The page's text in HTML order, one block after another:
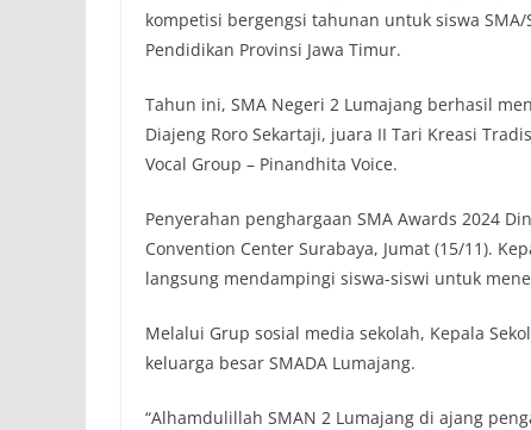
kompetisi bergengsi tahunan untuk siswa
Pendidikan Provinsi Jawa Timur.
Tahun ini, SMA Negeri 2 Lumajang berhasil
Diajeng Roro Sekartaji, juara II Tari Kreasi
Vocal Group – Pinandhita Voice.
Penyerahan penghargaan SMA Awards 2024
Convention Center Surabaya, Jumat (15/11).
langsung mendampingi siswa-siswi untuk
Melalui Grup sosial media sekolah, Kepala
keluarga besar SMADA Lumajang.
“Alhamdulillah SMAN 2 Lumajang di ajang